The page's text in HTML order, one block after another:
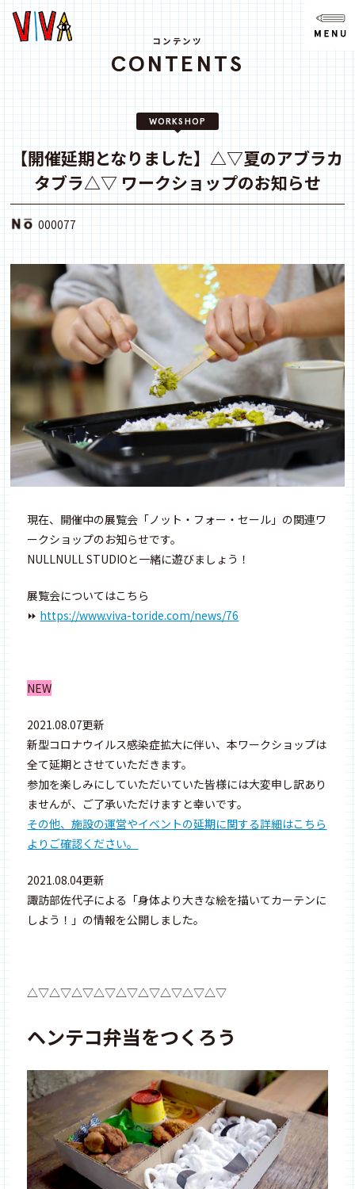
ニュース
ABOUT
SPACE
ACCESS
note
youtube
コンテンツ
CONTENTS
WORKSHOP
【開催延期となりました】△▽夏のアブラカ
タブラ△▽ ワークショップのお知らせ
000077
現在、開催中の展覧会「ノット・フォー・セール」の関連ワ
ークショップのお知らせです。
NULLNULL STUDIOと一緒に遊びましょう！
展覧会についてはこちら
⏩ https://www.viva-toride.com/news/76
NEW
2021.08.07更新
新型コロナウイルス感染症拡大に伴い、本ワークショップは
全て延期とさせていただきます。
参加を楽しみにしていただいていた皆様には大変申し訳あり
ませんが、ご了承いただけますと幸いです。
その他、施設の運営やイベントの延期に関する詳細はこちら
よりご確認ください。
2021.08.04更新
諏訪部佐代子による「身体より大きな絵を描いてカーテンに
しよう！」の情報を公開しました。
△▽△▽△▽△▽△▽△▽△▽△▽△▽
ヘンテコ弁当をつくろう